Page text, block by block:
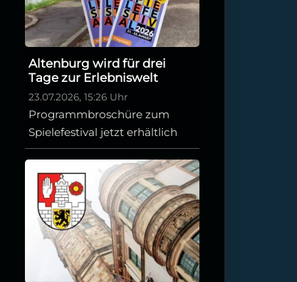
Altenburg wird für drei
Tage zur Erlebniswelt
23.07.2026, 15:26 Uhr
Programmbroschüre zum
Spielefestival jetzt erhältlich